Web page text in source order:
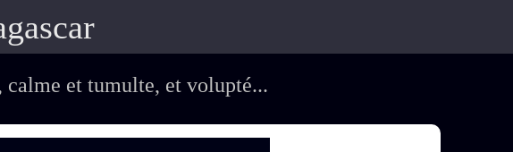
calme et tumulte, et volupté...